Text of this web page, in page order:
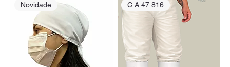
Novidade C.A 47.816